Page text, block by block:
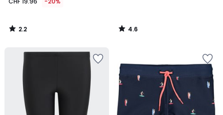
invece
CHF
24.95
riduzione
applicata.
2.2
/
4.6
/